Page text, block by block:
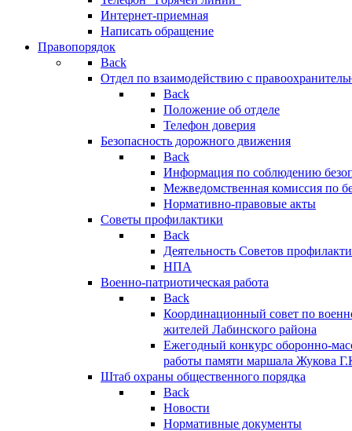
Интернет-приемная
Написать обращение
Правопорядок
Back
Отдел по взаимодействию с
Back
Положение об отделе
Телефон доверия
Безопасность дорожного движения
Back
Информация по соблюдению
Межведомственная комиссия по
Нормативно-правовые акты
Советы профилактики
Back
Деятельность Советов
НПА
Военно-патриотическая работа
Back
Координационный совет по
жителей Лабинского района
Ежегодный конкурс оборонно-
работы памяти маршала Жукова
Штаб охраны общественного порядка
Back
Новости
Нормативные документы